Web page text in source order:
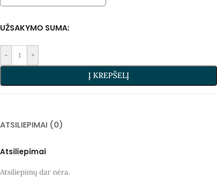
UŽSAKYMO SUMA:
- +
Į KREPŠELĮ
ATSILIEPIMAI (0)
Atsiliepimai
Atsiliepimų dar nėra.